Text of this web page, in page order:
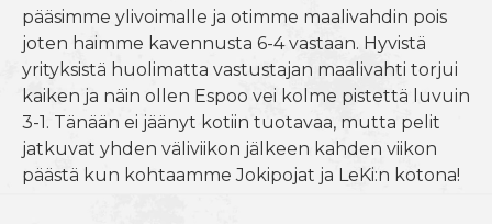
pääsimme ylivoimalle ja otimme maalivahdin pois
joten haimme kavennusta 6-4 vastaan. Hyvistä
yrityksistä huolimatta vastustajan maalivahti torjui
kaiken ja näin ollen Espoo vei kolme pistettä luvuin
3-1. Tänään ei jäänyt kotiin tuotavaa, mutta pelit
jatkuvat yhden väliviikon jälkeen kahden viikon
päästä kun kohtaamme Jokipojat ja LeKi:n kotona!